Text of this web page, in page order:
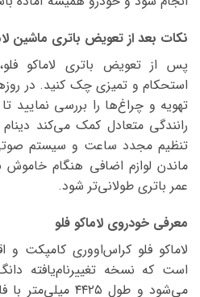
نکات بعد از تعویض باتری ماشین
پس از تعویض باتری لاماکو
استحکام و تمیزی چک کنید. در
تهویه و چراغ‌ها را بررسی نمایید
رانندگی متعادل کمک می‌کند
تنظیم مجدد ساعت و سیستم
ماندن لوازم اضافی هنگام خاموش
عمر باتری طولانی‌تر شود.
معرفی خودروی لاماکو فلو
لاماکو فلو کراس‌اووری کامپکت و